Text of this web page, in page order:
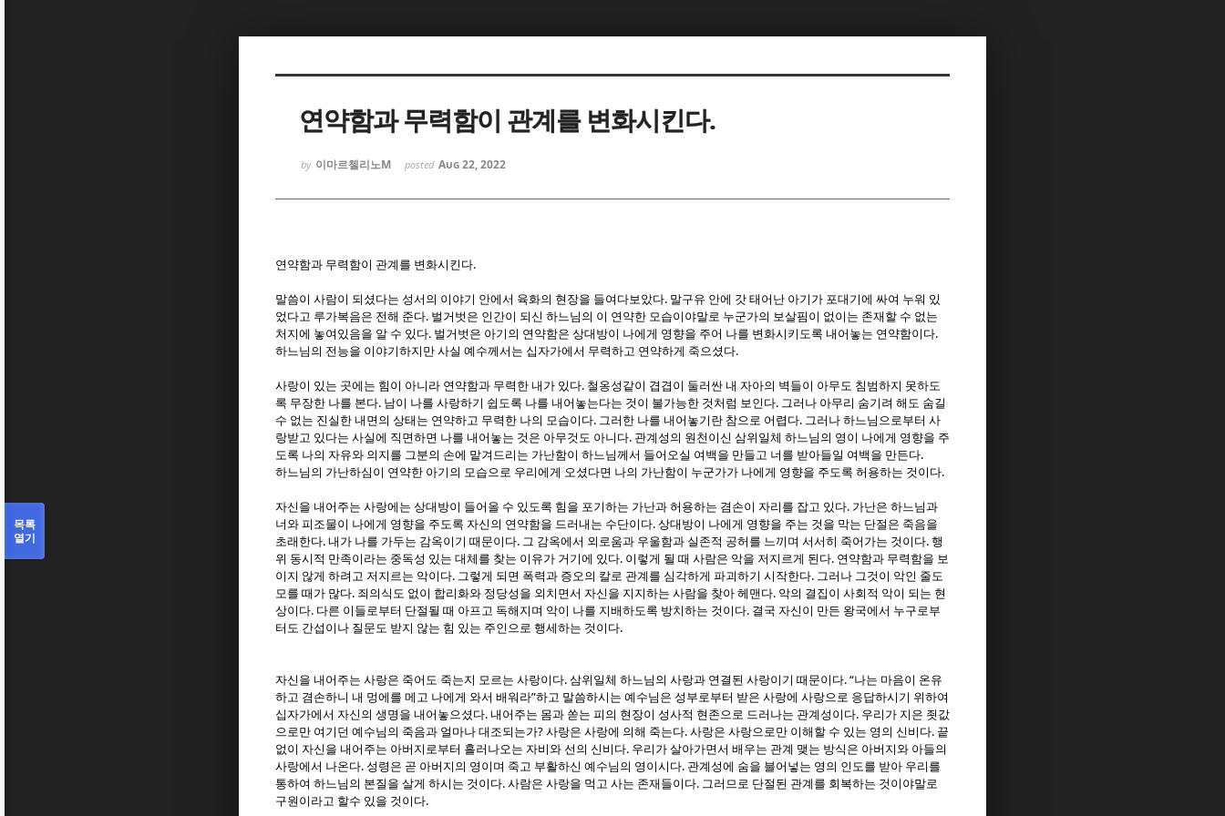
연약함과 무력함이 관계를 변화시킨다.
by 이마르첼리노M posted Aug 22, 2022
연약함과 무력함이 관계를 변화시킨다.
말씀이 사람이 되셨다는 성서의 이야기 안에서 육화의 현장을 들여다보았다. 말구유 안에 갓 태어난 아기가 포대기에 싸여 누워 있
었다고 루가복음은 전해 준다. 벌거벗은 인간이 되신 하느님의 이 연약한 모습이야말로 누군가의 보살핌이 없이는 존재할 수 없는
처지에 놓여있음을 알 수 있다. 벌거벗은 아기의 연약함은 상대방이 나에게 영향을 주어 나를 변화시키도록 내어놓는 연약함이다.
하느님의 전능을 이야기하지만 사실 예수께서는 십자가에서 무력하고 연약하게 죽으셨다.
사랑이 있는 곳에는 힘이 아니라 연약함과 무력한 내가 있다. 철옹성같이 겹겹이 둘러싼 내 자아의 벽들이 아무도 침범하지 못하도
록 무장한 나를 본다. 남이 나를 사랑하기 쉽도록 나를 내어놓는다는 것이 불가능한 것처럼 보인다. 그러나 아무리 숨기려 해도 숨길
수 없는 진실한 내면의 상태는 연약하고 무력한 나의 모습이다. 그러한 나를 내어놓기란 참으로 어렵다. 그러나 하느님으로부터 사
랑받고 있다는 사실에 직면하면 나를 내어놓는 것은 아무것도 아니다. 관계성의 원천이신 삼위일체 하느님의 영이 나에게 영향을 주
도록 나의 자유와 의지를 그분의 손에 맡겨드리는 가난함이 하느님께서 들어오실 여백을 만들고 너를 받아들일 여백을 만든다.
하느님의 가난하심이 연약한 아기의 모습으로 우리에게 오셨다면 나의 가난함이 누군가가 나에게 영향을 주도록 허용하는 것이다.
자신을 내어주는 사랑에는 상대방이 들어올 수 있도록 힘을 포기하는 가난과 허용하는 겸손이 자리를 잡고 있다. 가난은 하느님과
너와 피조물이 나에게 영향을 주도록 자신의 연약함을 드러내는 수단이다. 상대방이 나에게 영향을 주는 것을 막는 단절은 죽음을
초래한다. 내가 나를 가두는 감옥이기 때문이다. 그 감옥에서 외로움과 우울함과 실존적 공허를 느끼며 서서히 죽어가는 것이다. 행
위 동시적 만족이라는 중독성 있는 대체를 찾는 이유가 거기에 있다. 이렇게 될 때 사람은 악을 저지르게 된다. 연약함과 무력함을 보
이지 않게 하려고 저지르는 악이다. 그렇게 되면 폭력과 증오의 칼로 관계를 심각하게 파괴하기 시작한다. 그러나 그것이 악인 줄도
모를 때가 많다. 죄의식도 없이 합리화와 정당성을 외치면서 자신을 지지하는 사람을 찾아 헤맨다. 악의 결집이 사회적 악이 되는 현
상이다. 다른 이들로부터 단절될 때 아프고 독해지며 악이 나를 지배하도록 방치하는 것이다. 결국 자신이 만든 왕국에서 누구로부
터도 간섭이나 질문도 받지 않는 힘 있는 주인으로 행세하는 것이다.
자신을 내어주는 사랑은 죽어도 죽는지 모르는 사랑이다. 삼위일체 하느님의 사랑과 연결된 사랑이기 때문이다. “나는 마음이 온유
하고 겸손하니 내 멍에를 메고 나에게 와서 배워라”하고 말씀하시는 예수님은 성부로부터 받은 사랑에 사랑으로 응답하시기 위하여
십자가에서 자신의 생명을 내어놓으셨다. 내어주는 몸과 쏟는 피의 현장이 성사적 현존으로 드러나는 관계성이다. 우리가 지은 죗값
으로만 여기던 예수님의 죽음과 얼마나 대조되는가? 사랑은 사랑에 의해 죽는다. 사랑은 사랑으로만 이해할 수 있는 영의 신비다. 끝
없이 자신을 내어주는 아버지로부터 흘러나오는 자비와 선의 신비다. 우리가 살아가면서 배우는 관계 맺는 방식은 아버지와 아들의
사랑에서 나온다. 성령은 곧 아버지의 영이며 죽고 부활하신 예수님의 영이시다. 관계성에 숨을 불어넣는 영의 인도를 받아 우리를
통하여 하느님의 본질을 살게 하시는 것이다. 사람은 사랑을 먹고 사는 존재들이다. 그러므로 단절된 관계를 회복하는 것이야말로
구원이라고 할수 있을 것이다.
목록
열기
Sketchbook5, 스케치북5
Sketchbook5, 스케치북5